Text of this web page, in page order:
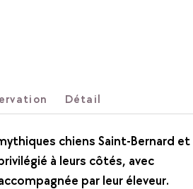
Détail
chiens Saint-Bernard et
à leurs côtés, avec
par leur éleveur.